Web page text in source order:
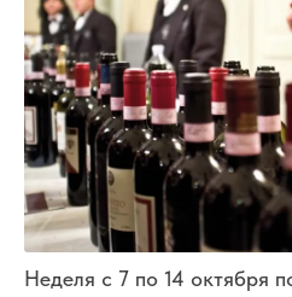
Неделя с 7 по 14 октября